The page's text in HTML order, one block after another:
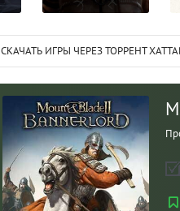
СКАЧАТЬ ИГРЫ ЧЕРЕЗ ТОРРЕНТ